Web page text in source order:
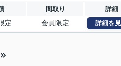
間取り 詳細
定 会員限定 詳細を